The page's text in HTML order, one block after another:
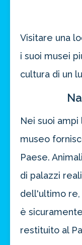
Visitare una
i suoi musei
cultura di un
Nei suoi ampi
museo
Paese.
di palazzi
dell'ultimo
è
restituito al